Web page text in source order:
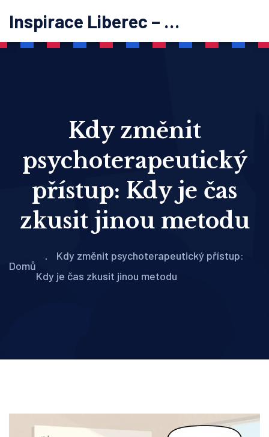
Inspirace Liberec – psychoterapie
Kdy změnit
psychoterapeutický
přístup: Kdy je čas
zkusit jinou metodu
Domů
Kdy změnit psychoterapeutický přístup:
Kdy je čas zkusit jinou metodu